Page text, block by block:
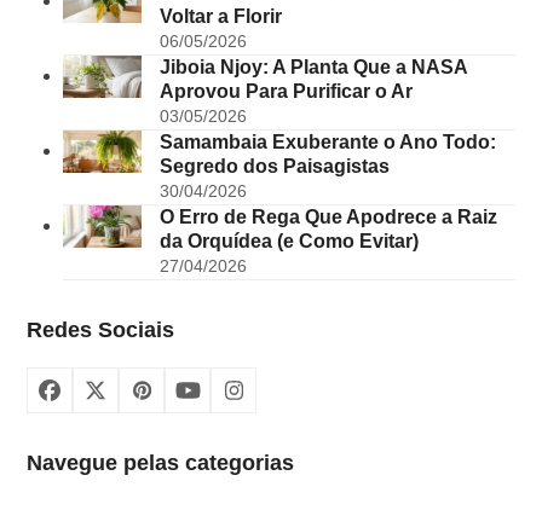
Voltar a Florir
06/05/2026
Jiboia Njoy: A Planta Que a NASA
Aprovou Para Purificar o Ar
03/05/2026
Samambaia Exuberante o Ano Todo:
Segredo dos Paisagistas
30/04/2026
O Erro de Rega Que Apodrece a Raiz
da Orquídea (e Como Evitar)
27/04/2026
Redes Sociais
Facebook
X Pinterest
YouTubeInstagram
Navegue pelas categorias